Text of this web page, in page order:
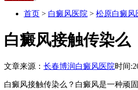
首页 > 白癜风医院 > 松原白癜风
白癜风接触传染么
文章来源： 长春博润白癜风医院时间:
白癜风接触传染么？白癜风是一种顽